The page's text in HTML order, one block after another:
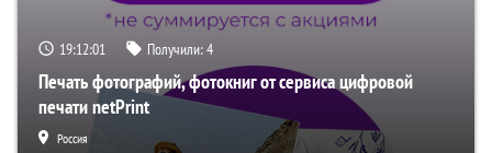
19:12:01 Получили:4
Печать фотографий, фотокниг от сервиса цифровой
печати netPrint
Россия